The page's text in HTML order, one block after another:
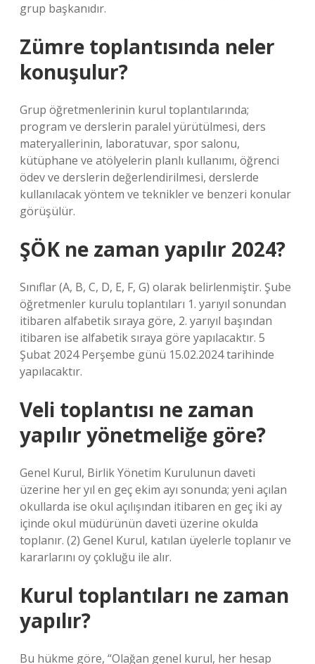
grup başkanıdır.
Zümre toplantısında neler
konuşulur?
Grup öğretmenlerinin kurul toplantılarında;
program ve derslerin paralel yürütülmesi, ders
materyallerinin, laboratuvar, spor salonu,
kütüphane ve atölyelerin planlı kullanımı, öğrenci
ödev ve derslerin değerlendirilmesi, derslerde
kullanılacak yöntem ve teknikler ve benzeri konular
görüşülür.
ŞÖK ne zaman yapılır 2024?
Sınıflar (A, B, C, D, E, F, G) olarak belirlenmiştir. Şube
öğretmenler kurulu toplantıları 1. yarıyıl sonundan
itibaren alfabetik sıraya göre, 2. yarıyıl başından
itibaren ise alfabetik sıraya göre yapılacaktır. 5
Şubat 2024 Perşembe günü 15.02.2024 tarihinde
yapılacaktır.
Veli toplantısı ne zaman
yapılır yönetmeliğe göre?
Genel Kurul, Birlik Yönetim Kurulunun daveti
üzerine her yıl en geç ekim ayı sonunda; yeni açılan
okullarda ise okul açılışından itibaren en geç iki ay
içinde okul müdürünün daveti üzerine okulda
toplanır. (2) Genel Kurul, katılan üyelerle toplanır ve
kararlarını oy çokluğu ile alır.
Kurul toplantıları ne zaman
yapılır?
Bu hükme göre, “Olağan genel kurul, her hesap